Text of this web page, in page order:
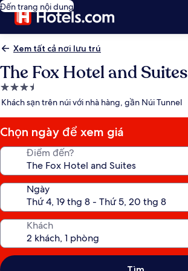
Đến trang nội dung
Xem tất cả nơi lưu trú
The Fox Hotel and Suites
Nơi
lưu
3.5
sao
Khách sạn trên núi với nhà hàng, gần Núi Tunnel
Chọn ngày để xem giá
Điểm đến?
Ngày
Khách